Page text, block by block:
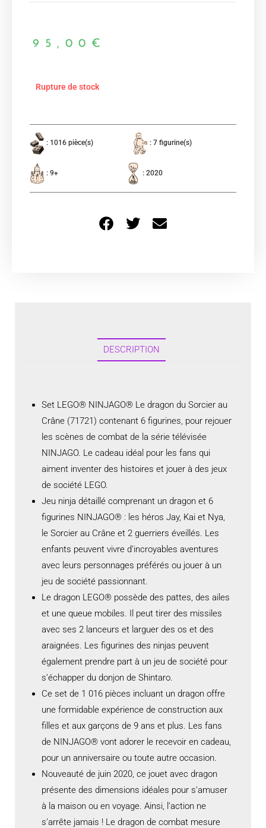
95,00 €
Rupture de stock
: 1016 pièce(s) : 7 figurine(s)
: 9+ : 2020
DESCRIPTION
Set LEGO® NINJAGO® Le dragon du Sorcier au
Crâne (71721) contenant 6 figurines, pour rejouer
les scènes de combat de la série télévisée
NINJAGO. Le cadeau idéal pour les fans qui
aiment inventer des histoires et jouer à des jeux
de société LEGO.
Jeu ninja détaillé comprenant un dragon et 6
figurines NINJAGO® : les héros Jay, Kai et Nya,
le Sorcier au Crâne et 2 guerriers éveillés. Les
enfants peuvent vivre d’incroyables aventures
avec leurs personnages préférés ou jouer à un
jeu de société passionnant.
Le dragon LEGO® possède des pattes, des ailes
et une queue mobiles. Il peut tirer des missiles
avec ses 2 lanceurs et larguer des os et des
araignées. Les figurines des ninjas peuvent
également prendre part à un jeu de société pour
s’échapper du donjon de Shintaro.
Ce set de 1 016 pièces incluant un dragon offre
une formidable expérience de construction aux
filles et aux garçons de 9 ans et plus. Les fans
de NINJAGO® vont adorer le recevoir en cadeau,
pour un anniversaire ou toute autre occasion.
Nouveauté de juin 2020, ce jouet avec dragon
présente des dimensions idéales pour s’amuser
à la maison ou en voyage. Ainsi, l’action ne
s’arrête jamais ! Le dragon de combat mesure